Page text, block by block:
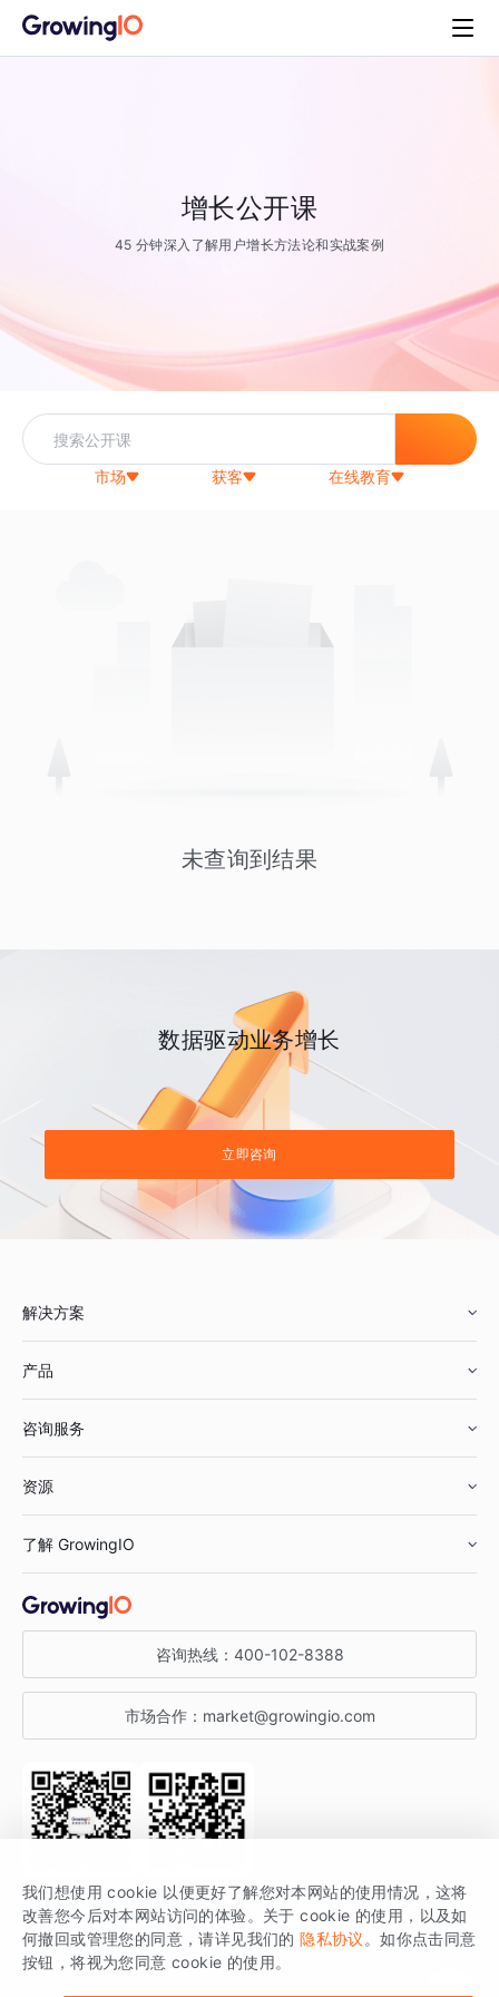
增长公开课
45 分钟深入了解用户增长方法论和实战案例
市场 获客 在线教育
未查询到结果
数据驱动业务增长
立即咨询
解决方案
鞋服行业
汽车行业
金融行业
产品
智能运营
获客分析
咨询服务
资源
增长公开课
增长博客
开发者文档
SDK 文档
场景指南
了解 GrowingIO
关于 GrowingIO
增长大会
行业活动
咨询热线： 400-102-8388
市场合作： market@growingio.com
关注公众号 获取更多干货
GrowingIO 是专注于数据智能分析与增长的品牌，核心平台为 GrowingIO
分析云。
我们想使用 cookie 以便更好了解您对本网站的使用情况，这将
改善您今后对本网站访问的体验。关于 cookie 的使用，以及如
何撤回或管理您的同意，请详见我们的 隐私协议 。如你点击同意
按钮，将视为您同意 cookie 的使用。